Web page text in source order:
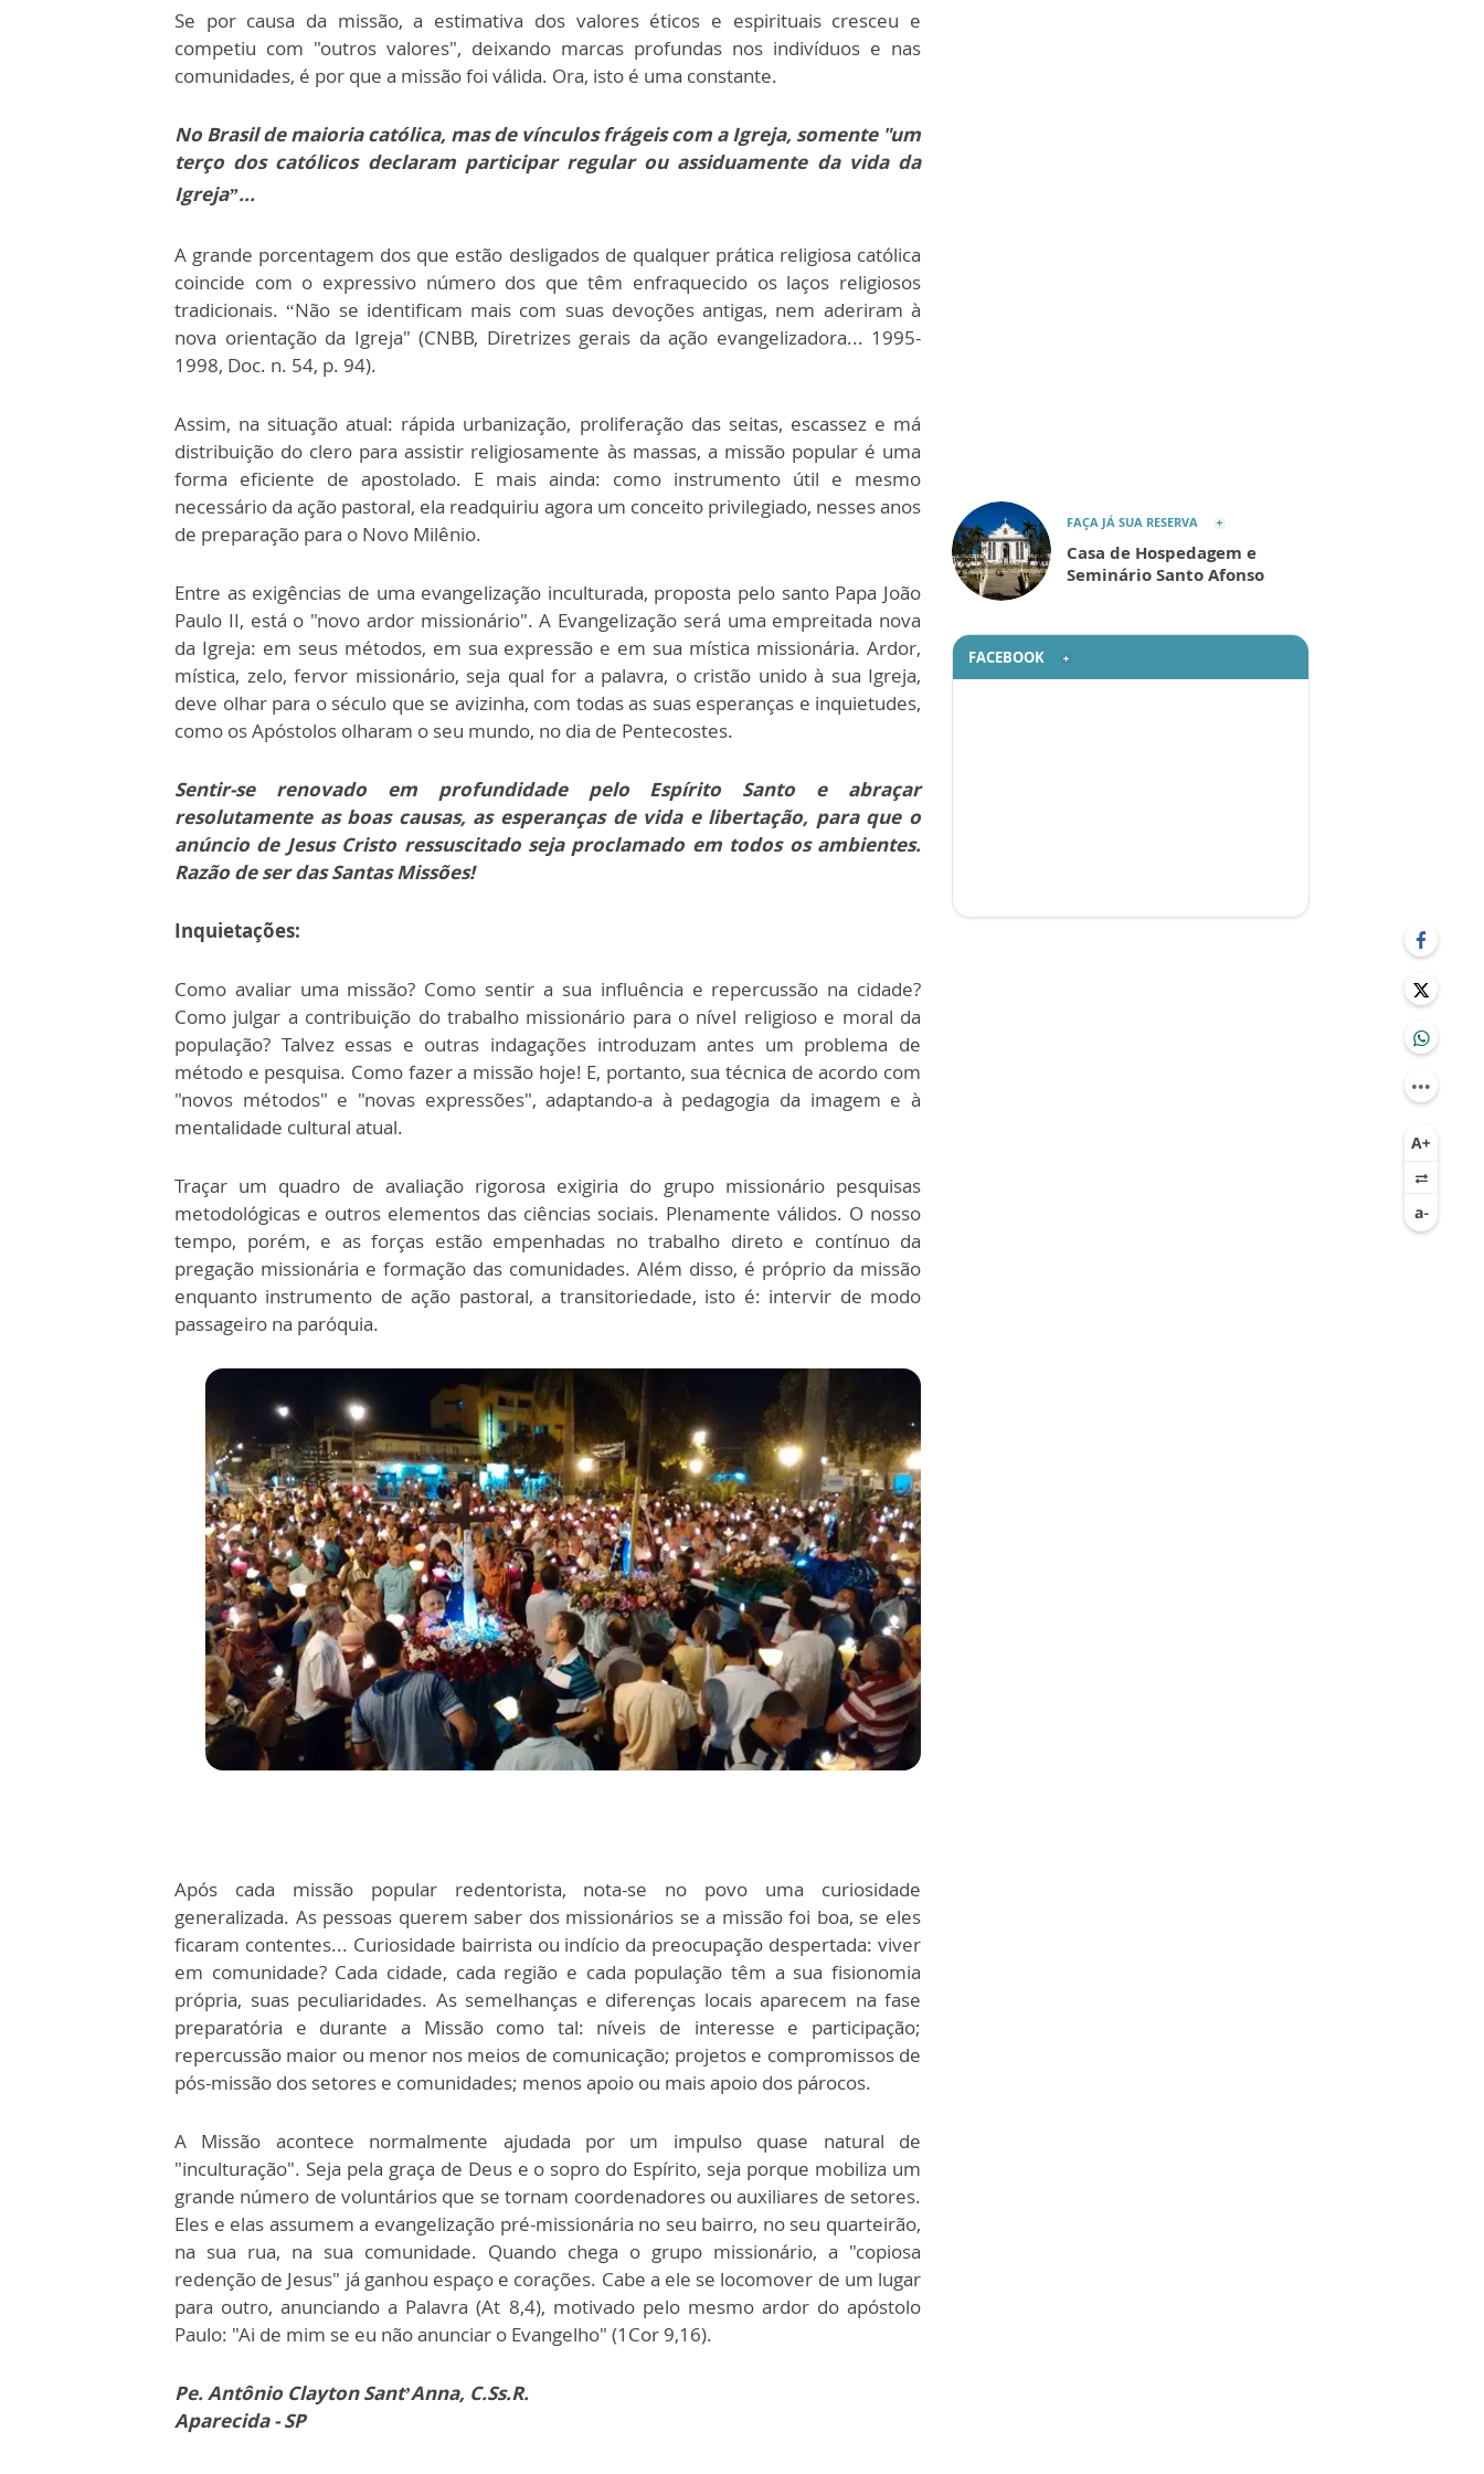
Se por causa da missão, a estimativa dos valores éticos e espirituais cresceu e
competiu com "outros valores", deixando marcas profundas nos indivíduos e nas
comunidades, é por que a missão foi válida. Ora, isto é uma constante.
No Brasil de maioria católica, mas de vínculos frágeis com a Igreja, somente "um
terço dos católicos declaram participar regular ou assiduamente da vida da
Igreja”...
A grande porcentagem dos que estão desligados de qualquer prática religiosa católica
coincide com o expressivo número dos que têm enfraquecido os laços religiosos
tradicionais. “Não se identificam mais com suas devoções antigas, nem aderiram à
nova orientação da Igreja" (CNBB, Diretrizes gerais da ação evangelizadora... 1995-
1998, Doc. n. 54, p. 94).
Assim, na situação atual: rápida urbanização, proliferação das seitas, escassez e má
distribuição do clero para assistir religiosamente às massas, a missão popular é uma
forma eficiente de apostolado. E mais ainda: como instrumento útil e mesmo
necessário da ação pastoral, ela readquiriu agora um conceito privilegiado, nesses anos
de preparação para o Novo Milênio.
Entre as exigências de uma evangelização inculturada, proposta pelo santo Papa João
Paulo II, está o "novo ardor missionário". A Evangelização será uma empreitada nova
da Igreja: em seus métodos, em sua expressão e em sua mística missionária. Ardor,
mística, zelo, fervor missionário, seja qual for a palavra, o cristão unido à sua Igreja,
deve olhar para o século que se avizinha, com todas as suas esperanças e inquietudes,
como os Apóstolos olharam o seu mundo, no dia de Pentecostes.
Sentir-se renovado em profundidade pelo Espírito Santo e abraçar
resolutamente as boas causas, as esperanças de vida e libertação, para que o
anúncio de Jesus Cristo ressuscitado seja proclamado em todos os ambientes.
Razão de ser das Santas Missões!
Inquietações:
Como avaliar uma missão? Como sentir a sua influência e repercussão na cidade?
Como julgar a contribuição do trabalho missionário para o nível religioso e moral da
população? Talvez essas e outras indagações introduzam antes um problema de
método e pesquisa. Como fazer a missão hoje! E, portanto, sua técnica de acordo com
"novos métodos" e "novas expressões", adaptando-a à pedagogia da imagem e à
mentalidade cultural atual.
Traçar um quadro de avaliação rigorosa exigiria do grupo missionário pesquisas
metodológicas e outros elementos das ciências sociais. Plenamente válidos. O nosso
tempo, porém, e as forças estão empenhadas no trabalho direto e contínuo da
pregação missionária e formação das comunidades. Além disso, é próprio da missão
enquanto instrumento de ação pastoral, a transitoriedade, isto é: intervir de modo
passageiro na paróquia.
Após cada missão popular redentorista, nota-se no povo uma curiosidade
generalizada. As pessoas querem saber dos missionários se a missão foi boa, se eles
ficaram contentes... Curiosidade bairrista ou indício da preocupação despertada: viver
em comunidade? Cada cidade, cada região e cada população têm a sua fisionomia
própria, suas peculiaridades. As semelhanças e diferenças locais aparecem na fase
preparatória e durante a Missão como tal: níveis de interesse e participação;
repercussão maior ou menor nos meios de comunicação; projetos e compromissos de
pós-missão dos setores e comunidades; menos apoio ou mais apoio dos párocos.
A Missão acontece normalmente ajudada por um impulso quase natural de
"inculturação". Seja pela graça de Deus e o sopro do Espírito, seja porque mobiliza um
grande número de voluntários que se tornam coordenadores ou auxiliares de setores.
Eles e elas assumem a evangelização pré-missionária no seu bairro, no seu quarteirão,
na sua rua, na sua comunidade. Quando chega o grupo missionário, a "copiosa
redenção de Jesus" já ganhou espaço e corações. Cabe a ele se locomover de um lugar
para outro, anunciando a Palavra (At 8,4), motivado pelo mesmo ardor do apóstolo
Paulo: "Ai de mim se eu não anunciar o Evangelho" (1Cor 9,16).
Pe. Antônio Clayton Sant’Anna, C.Ss.R.
Aparecida - SP
FAÇA JÁ SUA RESERVA
Casa de Hospedagem e
Seminário Santo Afonso
FACEBOOK